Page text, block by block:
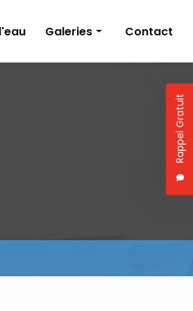
Rappel Gratuit
Galeries
Création de salle de bains
Contact